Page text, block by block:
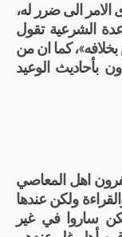
الى ضرر له،
الشرعية تقول
بخلافه»، كما ان من
بأحاديث الوعيد
اهل المعاصي
ولكن عندها
ساروا في غير